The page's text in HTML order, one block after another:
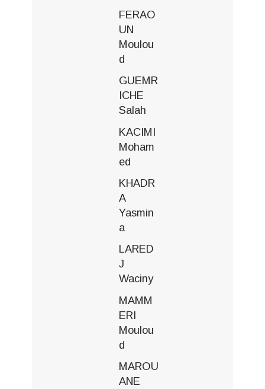
FERAO
UN
Moulou
d
GUEMR
ICHE
Salah
KACIMI
Moham
ed
KHADR
A
Yasmin
a
LARED
J
Waciny
MAMM
ERI
Moulou
d
MAROU
ANE